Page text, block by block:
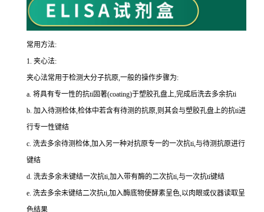
常用方法:
1. 夹心法:
夹心法常用于检测大分子抗原,一般的操作步骤为:
a. 将具有专一性的抗ti固著(coating)于塑胶孔盘上,完成后洗去多余抗ti
b. 加入待测检体,检体中若含有待测的抗原,则其会与塑胶孔盘上的抗ti进
行专一性键结
c. 洗去多余待测检体,加入另一种对抗原专一的一次抗ti,与待测抗原进行
键结
d. 洗去多余未键结一次抗ti,加入带有酶的二次抗ti,与一次抗ti键结
e. 洗去多余未键结二次抗ti,加入酶底物使酵素呈色,以肉眼或仪器读取呈
色结果